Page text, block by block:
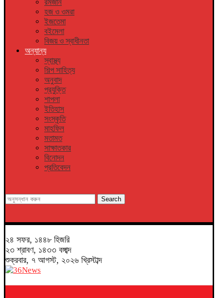
রমজান
হজ ও ওমরা
ইজতেমা
বইমেলা
বিজয় ও স্বাধীনতা
অন্যান্য
স্বাস্থ্য
শিল্প সাহিত্য
অনুবাদ
প্রযুক্তি
শাপলা
ইতিহাস
সংস্কৃতি
মাহফিল
মতামত
সাক্ষাতকার
বিনোদন
প্রতিবেদন
Search
২৪ সফর, ১৪৪৮ হিজরি
২৩ শ্রাবণ, ১৪৩৩ বঙ্গাব্দ
শুক্রবার, ৭ আগস্ট, ২০২৬ খ্রিস্টাব্দ